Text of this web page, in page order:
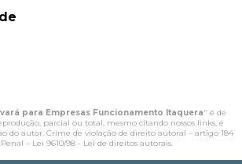
para Empresas Funcionamento Itaquera" é de
parcial ou total, mesmo citando nossos links, é
do autor. Crime de violação de direito autoral – artigo 184
– Lei 9610/98 - Lei de direitos autorais.